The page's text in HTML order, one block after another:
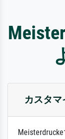
カスタ